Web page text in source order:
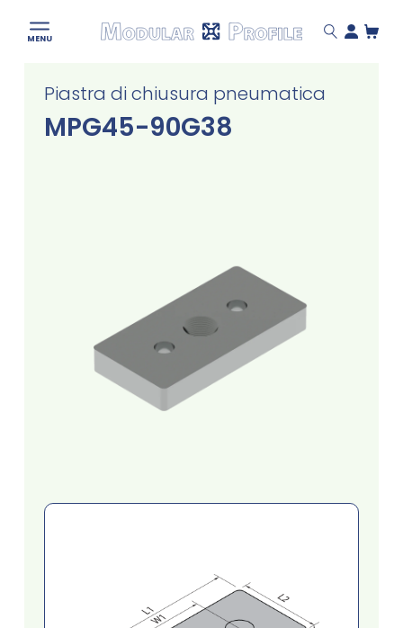
content
MENU
Modular
Piastra di chiusura pneumatica
MPG45-90G38